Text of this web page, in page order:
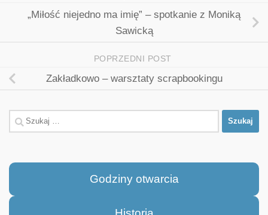
„Miłość niejedno ma imię” – spotkanie z Moniką
Sawicką
POPRZEDNI POST
Zakładkowo – warsztaty scrapbookingu
Szukaj:
Godziny otwarcia